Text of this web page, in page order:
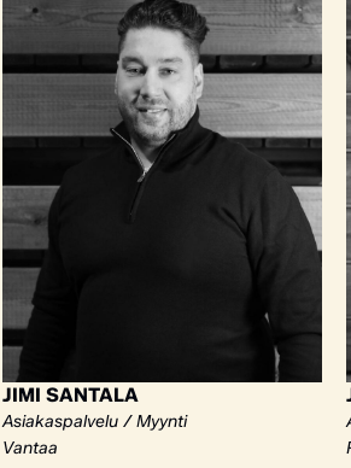
JIMI SANTALA
Asiakaspalvelu / Myynti
Vantaa